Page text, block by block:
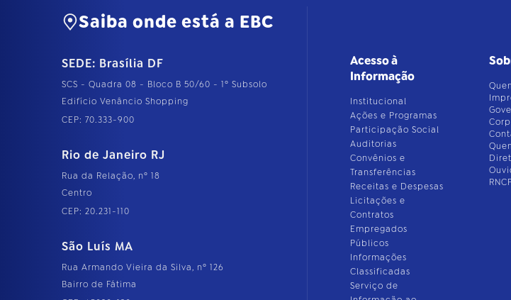
Saiba onde está a EBC
SEDE: Brasília DF
SCS - Quadra 08 - Bloco B 50/60 - 1º Subsolo
Edifício Venâncio Shopping
CEP: 70.333-900
Rio de Janeiro RJ
Rua da Relação, nº 18
Centro
CEP: 20.231-110
São Luís MA
Rua Armando Vieira da Silva, nº 126
Bairro de Fátima
Acesso à
Informação
Institucional
Ações e Programas
Participação Social
Auditorias
Convênios e
Transferências
Receitas e Despesas
Licitações e
Contratos
Empregados
Públicos
Informações
Classificadas
Serviço de